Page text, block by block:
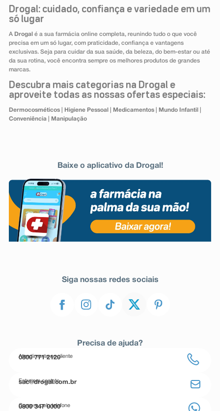
Drogal: cuidado, confiança e variedade em um
só lugar
A Drogal é a sua farmácia online completa, reunindo tudo o que você
precisa em um só lugar, com praticidade, confiança e vantagens
exclusivas. Seja para cuidar da sua saúde, da beleza, do bem-estar ou até
da sua rotina, você encontra sempre os melhores produtos de grandes
marcas.
Descubra mais categorias na Drogal e
aproveite todas as nossas ofertas especiais:
Dermocosméticos| Higiene Pessoal Medicamentos| Mundo Infantil
Conveniência| Manipulação
Baixe o aplicativo da Drogal!
Siga nossas redes sociais
Precisa de ajuda?
Atendimento ao cliente
0800 771 2120
Entre em contato
sac@drogal.com.br
Compre pelo telefone
0800 347 0000